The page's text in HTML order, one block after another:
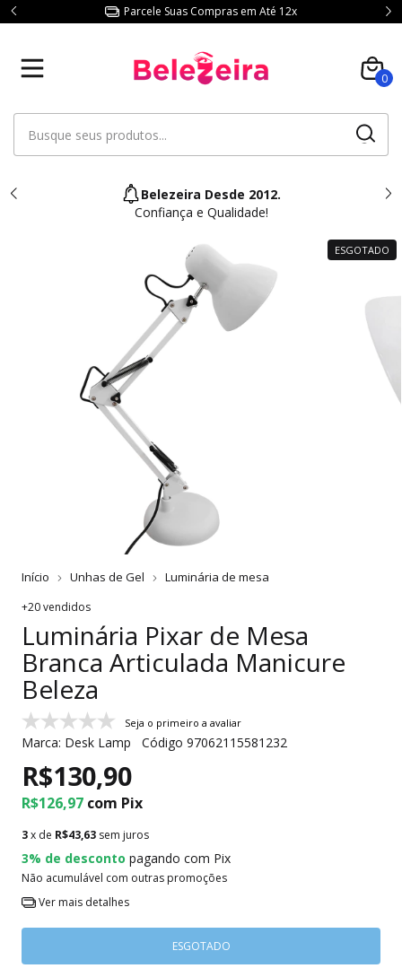
Parcele Suas Compras em Até 12x
0
Belezeira Desde 2012.
Confiança e Qualidade!
ESGOTADO
Início Unhas de Gel Luminária de mesa
+20 vendidos
Luminária Pixar de Mesa
Branca Articulada Manicure
Beleza
Seja o primeiro a avaliar
Marca: Desk Lamp Código 97062115581232
R$130,90
R$126,97 com Pix
3x de R$43,63 sem juros
3% de desconto pagando com Pix
Não acumulável com outras promoções
Ver mais detalhes